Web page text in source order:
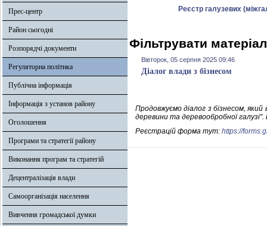
Прес-центр
Район сьогодні
Розпорядчі документи
Регуляторна політика
Публічна інформація
Інформація з установ району
Оголошення
Програми та стратегії району
Виконання програм та стратегій
Децентралізація влади
Самоорганізація населення
Вивчення громадської думки
Реєстр галузевих
Фільтрувати
Вівторок, 05 серпня 2025 09:46
Діалог влади з бізнесом
Продовжуємо діалог з бізнесом, який
деревини та деревообробної
Реєстрацій форма тут: https://